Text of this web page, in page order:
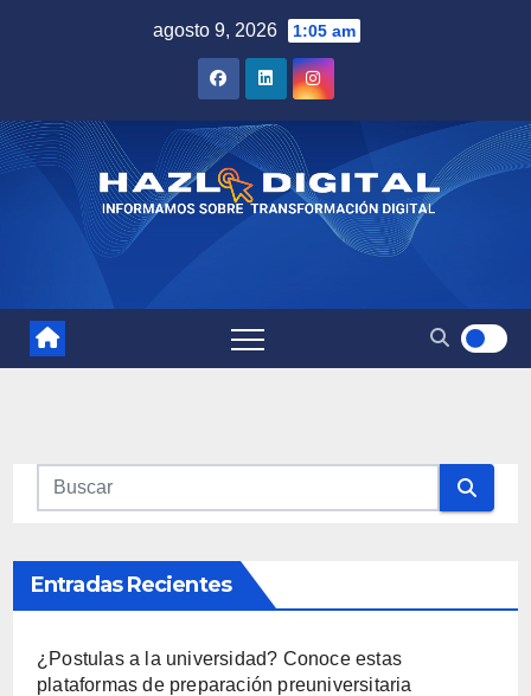
agosto 9, 2026 1:05 am
Entradas Recientes
¿Postulas a la universidad? Conoce estas
plataformas de preparación preuniversitaria